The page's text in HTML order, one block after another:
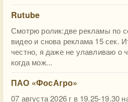
Rutube
Смотрю ролик:две рекламы по
видео и снова реклама 15 сек.
честно, я даже не улавливаю о
когда мож...
ПАО «ФосАгро»
07 августа 2026 г в 19.25-19.30